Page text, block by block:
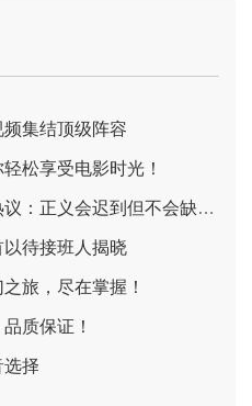
集结顶级阵容
松享受电影时光！
华纳正面应对官司，网友热议：正义会迟到但不会缺席！
待接班人揭晓
旅，尽在掌握！
质保证！
择